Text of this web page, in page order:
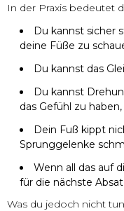
In der Praxis bedeutet
Du kannst sicher
deine Füße zu
Du kannst das
Du kannst
das Gefühl zu
Dein Fuß kippt
Sprunggelenke
Wenn all das auf
für die nächste
Was du jedoch nicht